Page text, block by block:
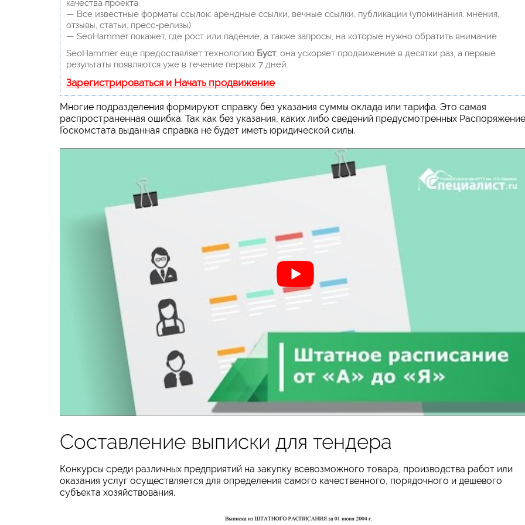
качества проекта.
— Все известные форматы ссылок: арендные ссылки, вечные ссылки, публикации (упоминания, мнения,
отзывы, статьи, пресс-релизы).
— SeoHammer покажет, где рост или падение, а также запросы, на которые нужно обратить внимание.
SeoHammer еще предоставляет технологию Буст, она ускоряет продвижение в десятки раз, а первые
результаты появляются уже в течение первых 7 дней.
Зарегистрироваться и Начать продвижение
Многие подразделения формируют справку без указания суммы оклада или тарифа. Это самая
распространенная ошибка. Так как без указания, каких либо сведений предусмотренных
Госкомстата выданная справка не будет иметь юридической силы.
Составление выписки для тендера
Конкурсы среди различных предприятий на закупку всевозможного товара, производства работ или
оказания услуг осуществляется для определения самого качественного, порядочного и дешевого
субъекта хозяйствования.